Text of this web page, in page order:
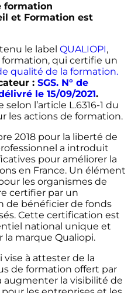
formation
et Formation est
le label QUALIOPI,
qui certifie un
qualité de la formation.
: SGS. N° de
le 15/09/2021.
l’article L.6316-1 du
les actions de formation.
2018 pour la liberté de
a introduit
pour améliorer la
en France. Un élément
les organismes de
certifier par un
de bénéficier de fonds
Cette certification est
national unique et
la marque Qualiopi.
vise à attester de la
de formation offert par
augmenter la visibilité de